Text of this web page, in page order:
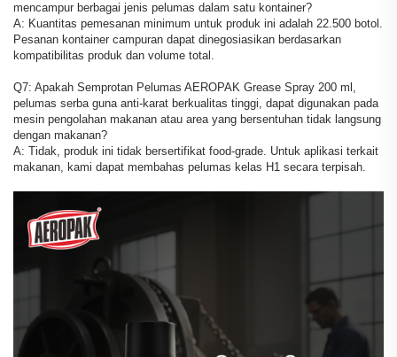
mencampur berbagai jenis pelumas dalam satu kontainer?
A: Kuantitas pemesanan minimum untuk produk ini adalah 22.500 botol.
Pesanan kontainer campuran dapat dinegosiasikan berdasarkan
kompatibilitas produk dan volume total.
Q7: Apakah Semprotan Pelumas AEROPAK Grease Spray 200 ml,
pelumas serba guna anti-karat berkualitas tinggi, dapat digunakan pada
mesin pengolahan makanan atau area yang bersentuhan tidak langsung
dengan makanan?
A: Tidak, produk ini tidak bersertifikat food-grade. Untuk aplikasi terkait
makanan, kami dapat membahas pelumas kelas H1 secara terpisah.